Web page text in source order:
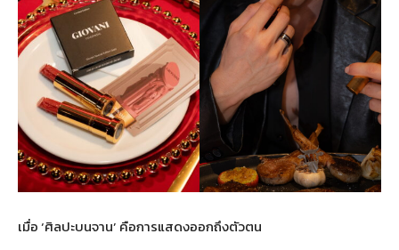
เมื่อ ‘ศิลปะบนจาน’ คือการแสดงออกถึงตัวตน